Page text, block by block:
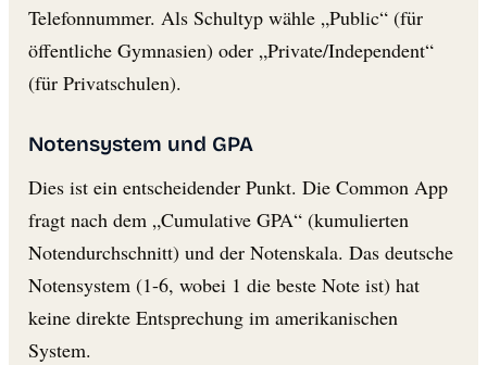
Telefonnummer. Als Schultyp wähle „Public“ (für
öffentliche Gymnasien) oder „Private/Independent“
(für Privatschulen).
Notensystem und GPA
Dies ist ein entscheidender Punkt. Die Common App
fragt nach dem „Cumulative GPA“ (kumulierten
Notendurchschnitt) und der Notenskala. Das deutsche
Notensystem (1-6, wobei 1 die beste Note ist) hat
keine direkte Entsprechung im amerikanischen
System.